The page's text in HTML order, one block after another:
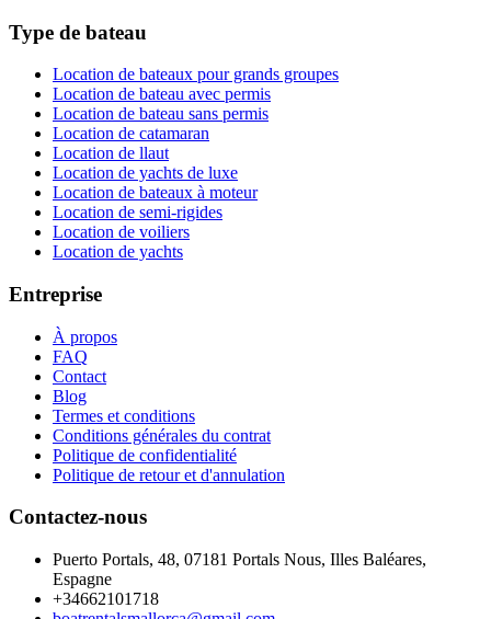
Type de bateau
Location de bateaux pour grands groupes
Location de bateau avec permis
Location de bateau sans permis
Location de catamaran
Location de llaut
Location de yachts de luxe
Location de bateaux à moteur
Location de semi-rigides
Location de voiliers
Location de yachts
Entreprise
À propos
FAQ
Contact
Blog
Termes et conditions
Conditions générales du contrat
Politique de confidentialité
Politique de retour et d'annulation
Contactez-nous
Puerto Portals, 48, 07181 Portals Nous, Illes Baléares,
Espagne
+34662101718